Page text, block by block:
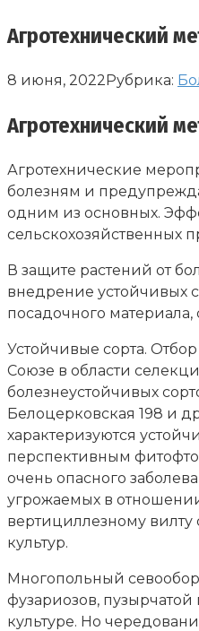
Агротехнический
8 июня, 2022Рубрика:
Агротехнический
Агротехнические
болезням и
одним из основных.
сельскохозяйственных
В защите растений от
внедрение устойчивых
посадочного
Устойчивые сорта.
Союзе в области
болезнеустойчивых
Белоцерковская 198 и
характеризуются
перспективным
очень опасного
угрожаемых в
вертициллезному вилту
культур.
Многопольный
фузариозов,
культуре. Но